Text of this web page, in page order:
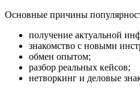
Основные причины
получение актуальной
знакомство с новыми
обмен опытом;
разбор реальных кейсов;
нетворкинг и деловые